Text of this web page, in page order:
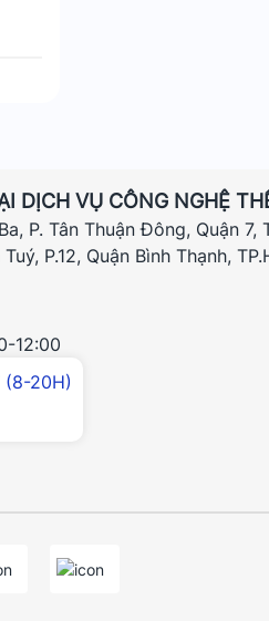
DỊCH VỤ CÔNG NGHỆ
P. Tân Thuận Đông, Quận 7,
P.12, Quận Bình Thạnh,
12:00
(8-20H)